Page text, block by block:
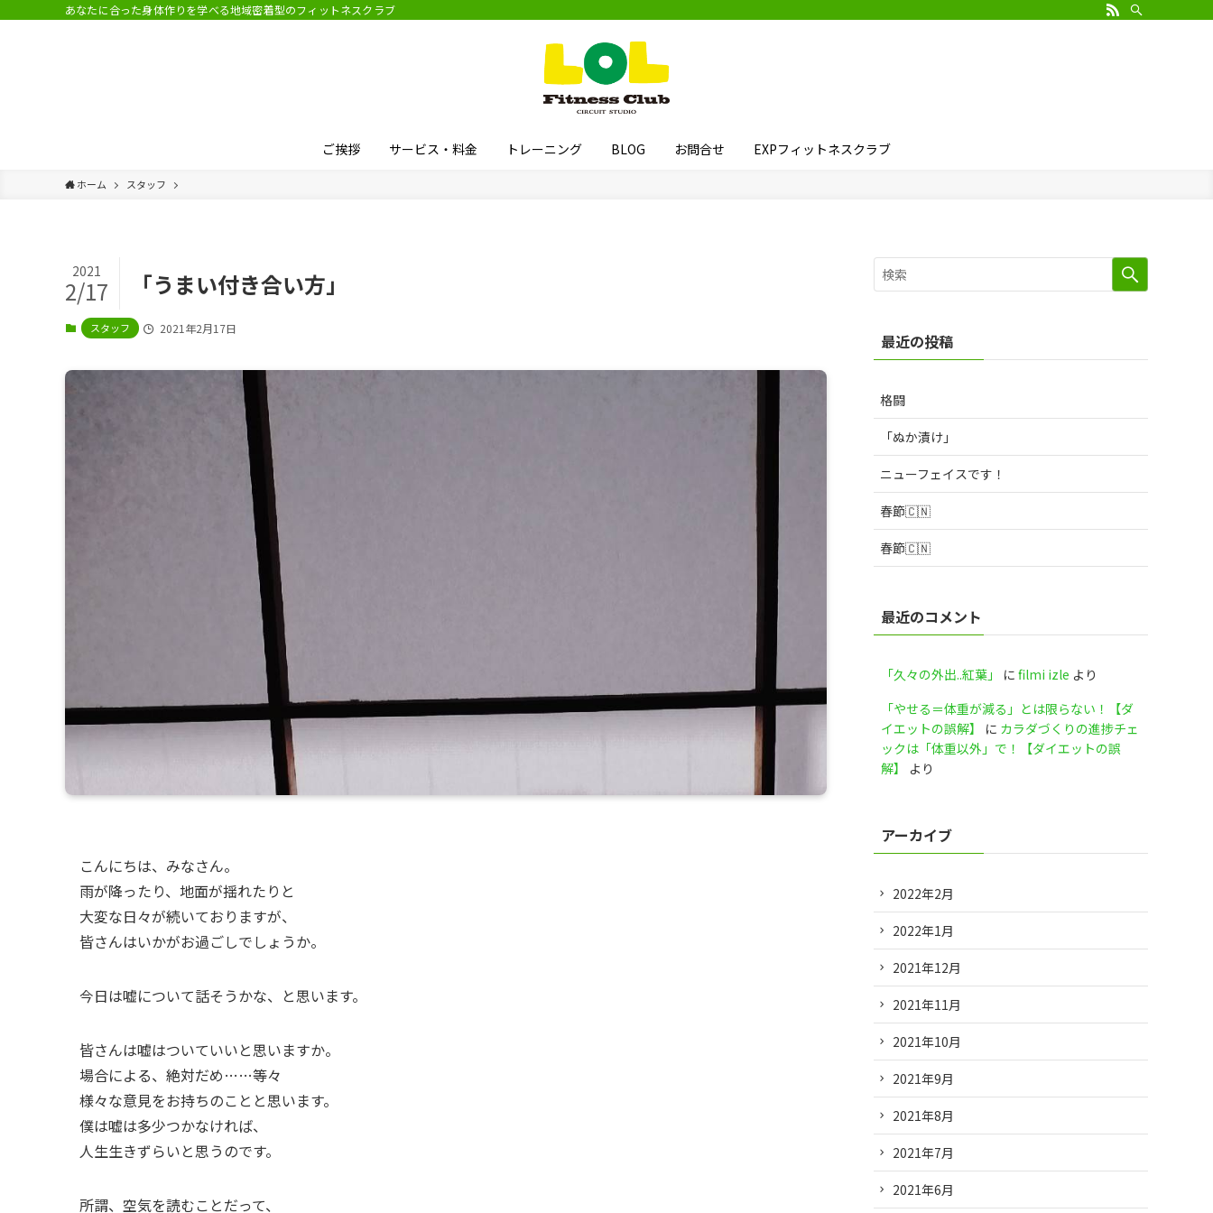
あなたに合った身体作りを学べる地域密着型のフィットネスクラブ
ご挨拶 サービス・料金 トレーニング BLOG お問合せ EXPフィットネスクラブ
ホーム スタッフ
「うまい付き合い方」
2021
2/17
スタッフ 2021年2月17日
こんにちは、みなさん。
雨が降ったり、地面が揺れたりと
大変な日々が続いておりますが、
皆さんはいかがお過ごしでしょうか。
今日は嘘について話そうかな、と思います。
皆さんは嘘はついていいと思いますか。
場合による、絶対だめ……等々
様々な意見をお持ちのことと思います。
僕は嘘は多少つかなければ、
人生生きずらいと思うのです。
所謂、空気を読むことだって、
最近の投稿
格闘
「ぬか漬け」
ニューフェイスです！
春節🇨🇳
春節🇨🇳
最近のコメント
「久々の外出..紅葉」 に filmi izle より
「やせる＝体重が減る」とは限らない！【ダ
イエットの誤解】
に カラダづくりの進捗チェ
ックは「体重以外」で！【ダイエットの誤
解】
より
アーカイブ
2022年2月
2022年1月
2021年12月
2021年11月
2021年10月
2021年9月
2021年8月
2021年7月
2021年6月